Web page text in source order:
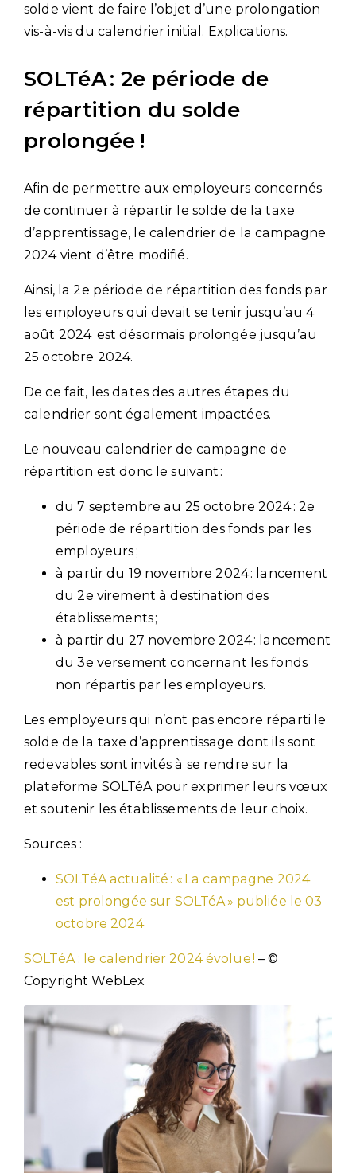
solde vient de faire l’objet d’une prolongation
vis-à-vis du calendrier initial. Explications.
SOLTéA : 2e période de
répartition du solde
prolongée !
Afin de permettre aux employeurs concernés
de continuer à répartir le solde de la taxe
d’apprentissage, le calendrier de la campagne
2024 vient d’être modifié.
Ainsi, la 2e période de répartition des fonds par
les employeurs qui devait se tenir jusqu’au 4
août 2024 est désormais prolongée jusqu’au
25 octobre 2024.
De ce fait, les dates des autres étapes du
calendrier sont également impactées.
Le nouveau calendrier de campagne de
répartition est donc le suivant :
du 7 septembre au 25 octobre 2024 : 2e
période de répartition des fonds par les
employeurs ;
à partir du 19 novembre 2024 : lancement
du 2e virement à destination des
établissements ;
à partir du 27 novembre 2024 : lancement
du 3e versement concernant les fonds
non répartis par les employeurs.
Les employeurs qui n’ont pas encore réparti le
solde de la taxe d’apprentissage dont ils sont
redevables sont invités à se rendre sur la
plateforme SOLTéA pour exprimer leurs vœux
et soutenir les établissements de leur choix.
Sources :
SOLTéA actualité : « La campagne 2024
est prolongée sur SOLTéA » publiée le 03
octobre 2024
SOLTéA : le calendrier 2024 évolue !– ©
Copyright WebLex